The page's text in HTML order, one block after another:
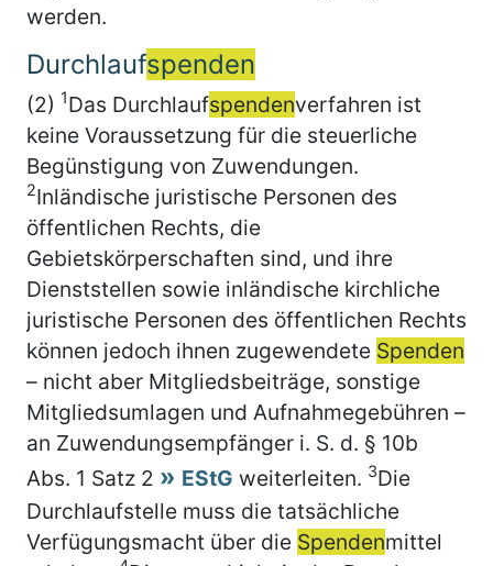
werden.
Durchlaufspenden
(2) 1Das Durchlaufspendenverfahren ist
keine Voraussetzung für die steuerliche
Begünstigung von Zuwendungen.
2Inländische juristische Personen des
öffentlichen Rechts, die
Gebietskörperschaften sind, und ihre
Dienststellen sowie inländische kirchliche
juristische Personen des öffentlichen Rechts
können jedoch ihnen zugewendete Spenden
– nicht aber Mitgliedsbeiträge, sonstige
Mitgliedsumlagen und Aufnahmegebühren –
an Zuwendungsempfänger i. S. d. § 10b
Abs. 1 Satz 2
EStG weiterleiten. 3Die
Durchlaufstelle muss die tatsächliche
Verfügungsmacht über die Spendenmittel